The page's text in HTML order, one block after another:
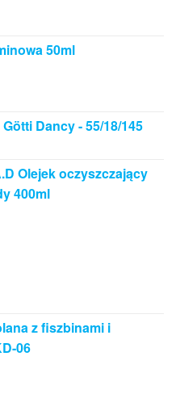
50ml
Dancy - 55/18/145
Olejek oczyszczający
400ml
z fiszbinami i
06